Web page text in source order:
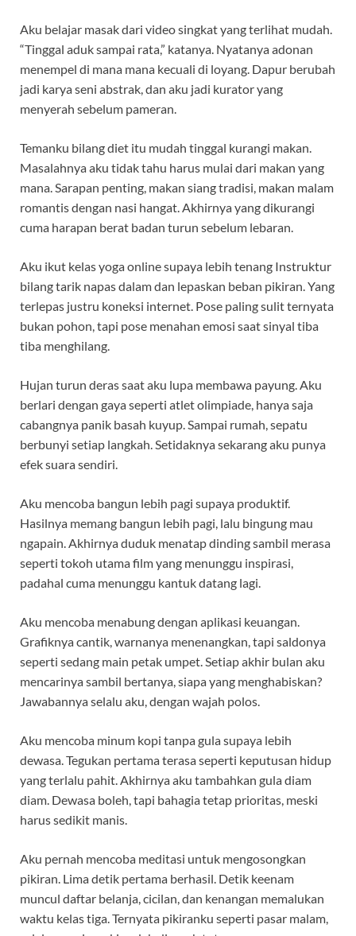
Aku belajar masak dari video singkat yang terlihat mudah.
“Tinggal aduk sampai rata,” katanya. Nyatanya adonan
menempel di mana mana kecuali di loyang. Dapur berubah
jadi karya seni abstrak, dan aku jadi kurator yang
menyerah sebelum pameran.
Temanku bilang diet itu mudah tinggal kurangi makan.
Masalahnya aku tidak tahu harus mulai dari makan yang
mana. Sarapan penting, makan siang tradisi, makan malam
romantis dengan nasi hangat. Akhirnya yang dikurangi
cuma harapan berat badan turun sebelum lebaran.
Aku ikut kelas yoga online supaya lebih tenang Instruktur
bilang tarik napas dalam dan lepaskan beban pikiran. Yang
terlepas justru koneksi internet. Pose paling sulit ternyata
bukan pohon, tapi pose menahan emosi saat sinyal tiba
tiba menghilang.
Hujan turun deras saat aku lupa membawa payung. Aku
berlari dengan gaya seperti atlet olimpiade, hanya saja
cabangnya panik basah kuyup. Sampai rumah, sepatu
berbunyi setiap langkah. Setidaknya sekarang aku punya
efek suara sendiri.
Aku mencoba bangun lebih pagi supaya produktif.
Hasilnya memang bangun lebih pagi, lalu bingung mau
ngapain. Akhirnya duduk menatap dinding sambil merasa
seperti tokoh utama film yang menunggu inspirasi,
padahal cuma menunggu kantuk datang lagi.
Aku mencoba menabung dengan aplikasi keuangan.
Grafiknya cantik, warnanya menenangkan, tapi saldonya
seperti sedang main petak umpet. Setiap akhir bulan aku
mencarinya sambil bertanya, siapa yang menghabiskan?
Jawabannya selalu aku, dengan wajah polos.
Aku mencoba minum kopi tanpa gula supaya lebih
dewasa. Tegukan pertama terasa seperti keputusan hidup
yang terlalu pahit. Akhirnya aku tambahkan gula diam
diam. Dewasa boleh, tapi bahagia tetap prioritas, meski
harus sedikit manis.
Aku pernah mencoba meditasi untuk mengosongkan
pikiran. Lima detik pertama berhasil. Detik keenam
muncul daftar belanja, cicilan, dan kenangan memalukan
waktu kelas tiga. Ternyata pikiranku seperti pasar malam,